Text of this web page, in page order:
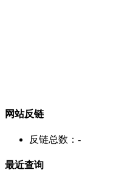
网站反链
反链总数： -
最近查询